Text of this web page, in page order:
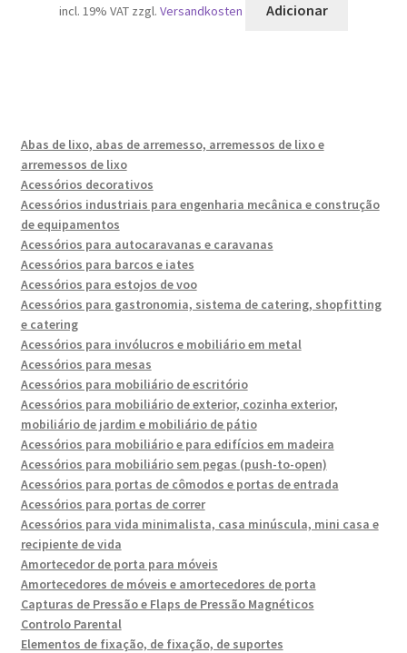
incl. 19% VAT zzgl. Versandkosten Adicionar
Abas de lixo, abas de arremesso, arremessos de lixo e
arremessos de lixo
Acessórios decorativos
Acessórios industriais para engenharia mecânica e construção
de equipamentos
Acessórios para autocaravanas e caravanas
Acessórios para barcos e iates
Acessórios para estojos de voo
Acessórios para gastronomia, sistema de catering, shopfitting
e catering
Acessórios para invólucros e mobiliário em metal
Acessórios para mesas
Acessórios para mobiliário de escritório
Acessórios para mobiliário de exterior, cozinha exterior,
mobiliário de jardim e mobiliário de pátio
Acessórios para mobiliário e para edifícios em madeira
Acessórios para mobiliário sem pegas (push-to-open)
Acessórios para portas de cômodos e portas de entrada
Acessórios para portas de correr
Acessórios para vida minimalista, casa minúscula, mini casa e
recipiente de vida
Amortecedor de porta para móveis
Amortecedores de móveis e amortecedores de porta
Capturas de Pressão e Flaps de Pressão Magnéticos
Controlo Parental
Elementos de fixação, de fixação, de suportes